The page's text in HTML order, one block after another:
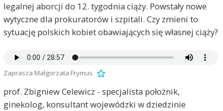
legalnej aborcji do 12. tygodnia ciąży. Powstały nowe
wytyczne dla prokuratorów i szpitali. Czy zmieni to
sytuację polskich kobiet obawiających się własnej ciąży?
Zaprasza Małgorzata Frymus
prof. Zbigniew Celewicz - specjalista położnik,
ginekolog, konsultant wojewódzki w dziedzinie